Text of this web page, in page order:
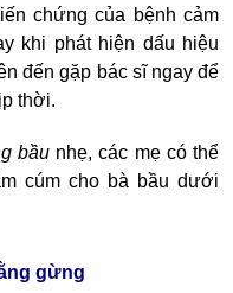
chứng của bệnh cảm
khi phát hiện dấu hiệu
đến gặp bác sĩ ngay để
thời.
bầunhẹ, các mẹ có thể
cúm cho bà bầu dưới
gừng